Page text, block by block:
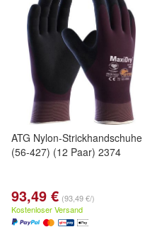
ATG Nylon-Strickhandschuhe
(56-427) (12 Paar) 2374
93,49 € (93,49 €/)
Kostenloser Versand